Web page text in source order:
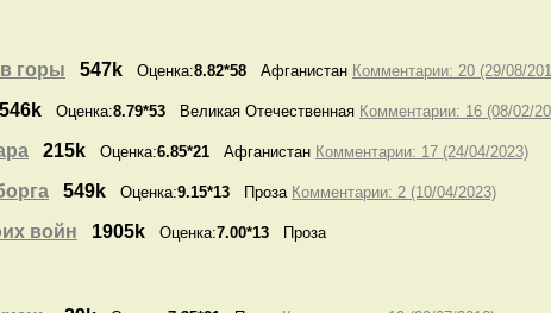
горы 547k Оценка:8.82*58 Афганистан Комментарии: 20 (29/08/
546k Оценка:8.79*53 Великая Отечественная Комментарии: 16 (08/02/
215k Оценка:6.85*21 Афганистан Комментарии: 17 (24/04/2023)
549k Оценка:9.15*13 Проза Комментарии: 2 (10/04/2023)
войн 1905k Оценка:7.00*13 Проза